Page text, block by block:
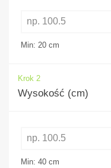
Min: 20 cm
Krok 2
Wysokość (cm)
Min: 40 cm